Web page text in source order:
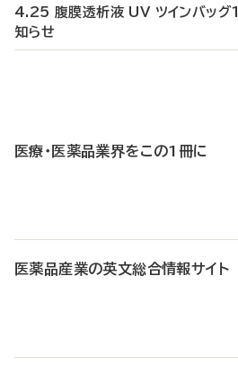
4.25 腹膜透析液 UV ツインバッグ
知らせ
医療・医薬品業界をこの1冊に
医薬品産業の英文総合情報サイト